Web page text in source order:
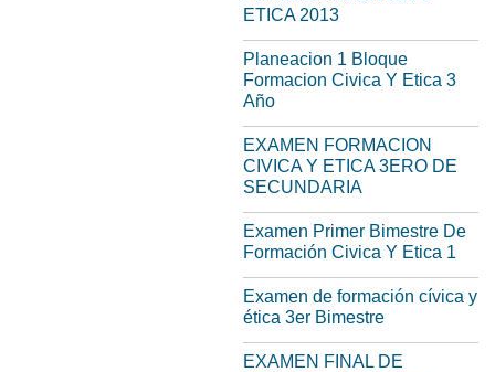
ETICA 2013
Planeacion 1 Bloque
Formacion Civica Y Etica 3
Año
EXAMEN FORMACION
CIVICA Y ETICA 3ERO DE
SECUNDARIA
Examen Primer Bimestre De
Formación Civica Y Etica 1
Examen de formación cívica y
ética 3er Bimestre
EXAMEN FINAL DE